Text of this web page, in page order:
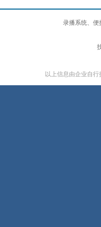
录播系统、便
以上信息由企业自